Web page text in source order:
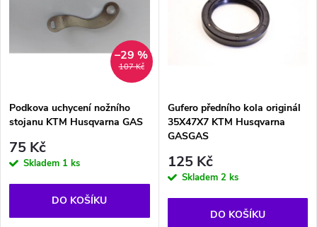
t
107 Kč
–29 %
Podkova uchycení nožního
stojanu KTM Husqvarna GAS
75 Kč
Skladem 1 ks
DO KOŠÍKU
Gufero předního kola originál
35X47X7 KTM Husqvarna
GASGAS
125 Kč
Skladem 2 ks
DO KOŠÍKU